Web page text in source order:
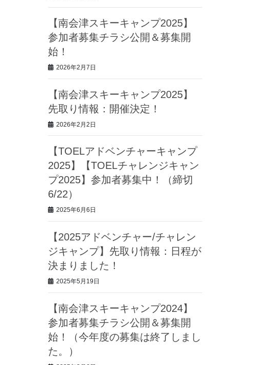
【南会津スキーキャンプ2025】
参加者募集チラシ公開＆募集開
始！
2026年2月7日
【南会津スキーキャンプ2025】
先取り情報：開催決定！
2026年2月2日
【TOELアドベンチャーキャンプ
2025】【TOELチャレンジキャン
プ2025】参加者募集中！（締切
6/22）
2025年6月6日
【2025アドベンチャー/チャレン
ジキャンプ】先取り情報：日程が
決まりました！
2025年5月19日
【南会津スキーキャンプ2024】
参加者募集チラシ公開＆募集開
始！（今年度の募集は終了しまし
た。）